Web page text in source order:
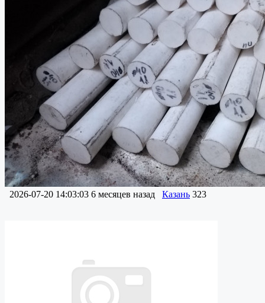
2026-07-20 14:03:03 6 месяцев назад Казань 323